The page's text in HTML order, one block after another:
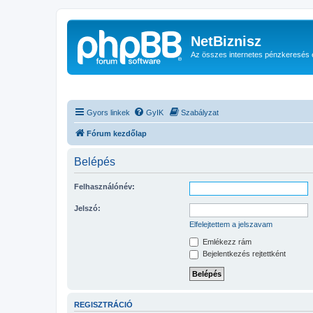
NetBiznisz
Az összes internetes pénzkeresés
Gyors linkek GyIK Szabályzat
Fórum kezdőlap
Belépés
Felhasználónév:
Jelszó:
Elfelejtettem a jelszavam
Emlékezz rám
Bejelentkezés rejtettként
REGISZTRÁCIÓ